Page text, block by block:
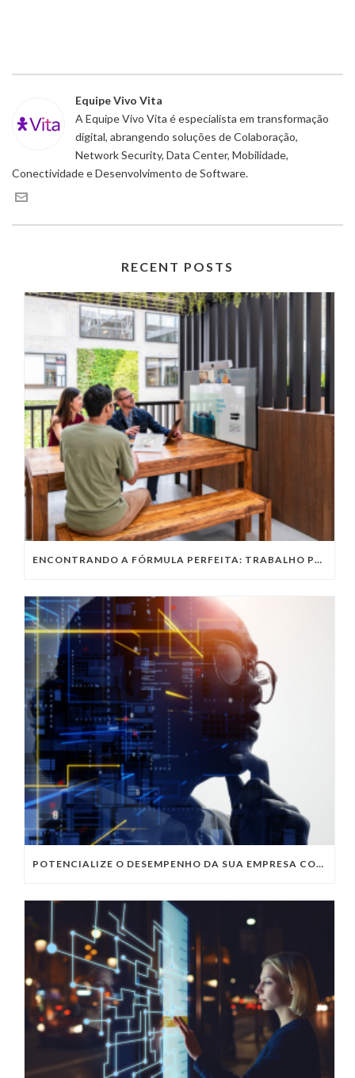
Equipe Vivo Vita
A Equipe Vivo Vita é especialista em transformação
digital, abrangendo soluções de Colaboração,
Network Security, Data Center, Mobilidade,
Conectividade e Desenvolvimento de Software.
RECENT POSTS
ENCONTRANDO A FÓRMULA PERFEITA: TRABALHO PRESENCIAL, HOME OFFICE OU TRABALHO HÍBRIDO?
POTENCIALIZE O DESEMPENHO DA SUA EMPRESA COM OS SERVIÇOS DE TI DA VIVO VITA